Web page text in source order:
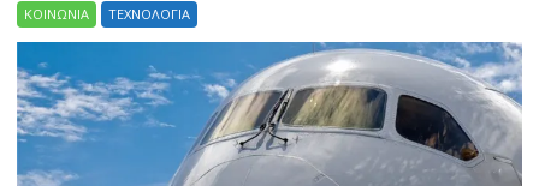
ΚΟΙΝΩΝΙΑ ΤΕΧΝΟΛΟΓΙΑ